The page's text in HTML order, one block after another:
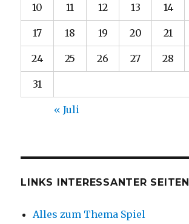
10 11 12 13 14
17 18 19 20 21
24 25 26 27 28
31
« Juli
LINKS INTERESSANTER SEITEN
Alles zum Thema Spiel